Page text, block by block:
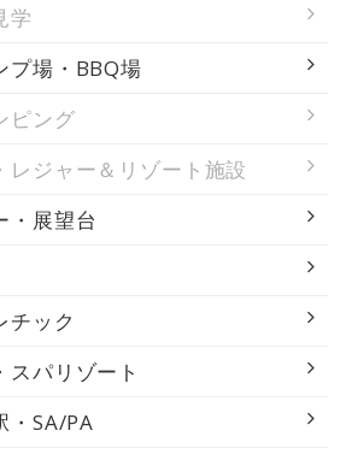
学
プ場・BBQ場
ピング
レジャー＆リゾート施設
・展望台
チック
スパリゾート
・SA/PA